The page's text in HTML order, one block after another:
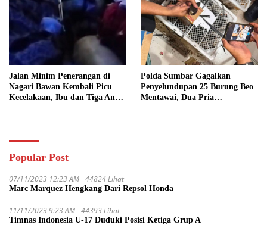
Jalan Minim Penerangan di
Nagari Bawan Kembali Picu
Kecelakaan, Ibu dan Tiga Anak
Polda Sumbar Gagalkan
Penyelundupan 25 Burung Beo
Mentawai, Dua Pria
Popular Post
07/11/2023 12:23 AM 44824 Lihat
Marc Marquez Hengkang Dari Repsol Honda
11/11/2023 9:23 AM 44393 Lihat
Timnas Indonesia U-17 Duduki Posisi Ketiga Grup A